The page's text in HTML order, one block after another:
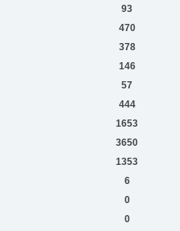
93
470
378
146
57
444
1653
3650
1353
6
0
0